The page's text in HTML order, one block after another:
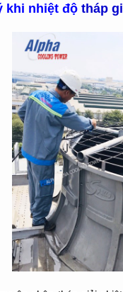
khi nhiệt độ tháp